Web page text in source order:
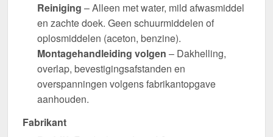
Reiniging – Alleen met water, mild afwasmiddel
en zachte doek. Geen schuurmiddelen of
oplosmiddelen (aceton, benzine).
Montagehandleiding volgen – Dakhelling,
overlap, bevestigingsafstanden en
overspanningen volgens fabrikantopgave
aanhouden.
Fabrikant